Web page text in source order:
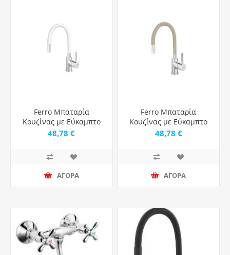
Ferro Μπαταρία
Κουζίνας με Εύκαμπτο
Ρουξούνι Zumba Ferro
48,78 €
ΑΓΟΡΑ
Ferro Μπαταρία
Κουζίνας με Εύκαμπτο
Ρουξούνι Zumba Ferro
48,78 €
ΑΓΟΡΑ